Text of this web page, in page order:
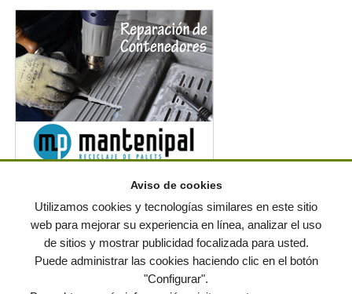
© residuos.com - Todos los derechos reservados Política de privacidad
Condiciones de uso|Contacto |Editores|Mapa web|Preguntas frecuentes|Publica
tus anuncios gratis!
Aviso de cookies
Utilizamos cookies y tecnologías similares en este sitio
web para mejorar su experiencia en línea, analizar el uso
de sitios y mostrar publicidad focalizada para usted.
Puede administrar las cookies haciendo clic en el botón
"Configurar".